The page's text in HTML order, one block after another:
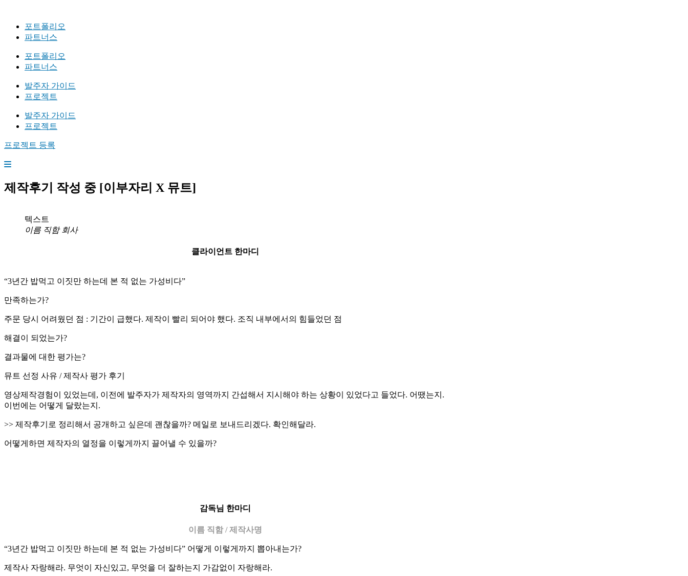
포트폴리오
파트너스
포트폴리오
파트너스
발주자 가이드
프로젝트
발주자 가이드
프로젝트
프로젝트 등록
제작후기 작성 중 [이부자리 X 뮤트]
텍스트
이름 직함 회사
클라이언트 한마디
“3년간 밥먹고 이짓만 하는데 본 적 없는 가성비다”
만족하는가?
주문 당시 어려웠던 점 : 기간이 급했다. 제작이 빨리 되어야 했다. 조직 내부에서의 힘들었던 점
해결이 되었는가?
결과물에 대한 평가는?
뮤트 선정 사유 / 제작사 평가 후기
영상제작경험이 있었는데, 이전에 발주자가 제작자의 영역까지 간섭해서 지시해야 하는 상황이 있었다고 들었다. 어땠는지.
이번에는 어떻게 달랐는지.
>> 제작후기로 정리해서 공개하고 싶은데 괜찮을까? 메일로 보내드리겠다. 확인해달라.
어떻게하면 제작자의 열정을 이렇게까지 끌어낼 수 있을까?
감독님 한마디
이름 직함 / 제작사명
“3년간 밥먹고 이짓만 하는데 본 적 없는 가성비다” 어떻게 이렇게까지 뽑아내는가?
제작사 자랑해라. 무엇이 자신있고, 무엇을 더 잘하는지 가감없이 자랑해라.